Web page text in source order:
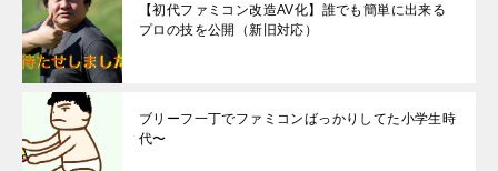
【初代ファミコン改造AV化】誰でも簡単に出来る
プロの技を公開（新旧対応）
ブリーフ一丁でファミコンばっかりしてた小学生時
代〜